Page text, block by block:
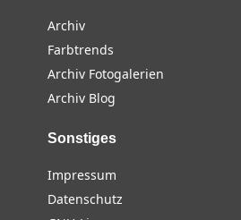
Archiv
Farbtrends
Archiv Fotogalerien
Archiv Blog
Sonstiges
Impressum
Datenschutz